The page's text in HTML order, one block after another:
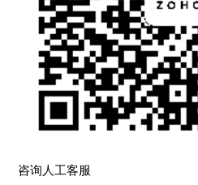
咨询人工客服